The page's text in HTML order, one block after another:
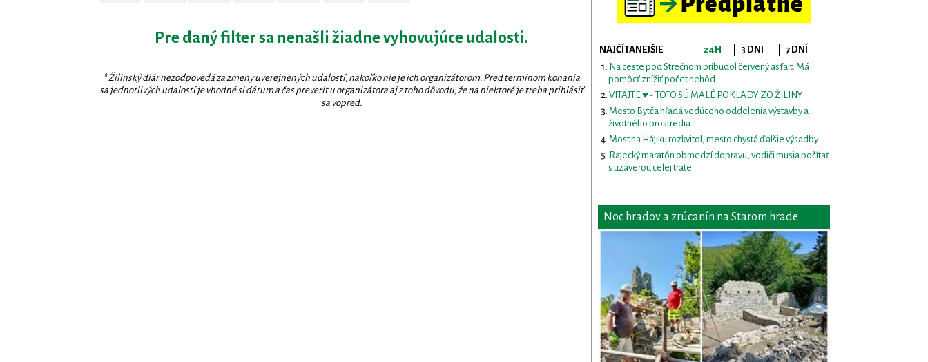
Pre daný filter sa nenašli žiadne vyhovujúce udalosti.
* Žilinský diár nezodpovedá za zmeny uverejnených udalostí, nakoľko nie je ich organizátorom. Pred termínom konania
sa jednotlivých udalostí je vhodné si dátum a čas preveriť u organizátora aj z toho dôvodu, že na niektoré je treba prihlásiť
sa vopred.
NAJČÍTANEJŠIE 24H 3 DNI
7 DNÍ
Na ceste pod Strečnom pribudol červený asfalt. Má
pomôcť znížiť počet nehôd
VITAJTE ♥ - TOTO SÚ MALÉ POKLADY ZO ŽILINY
Mesto Bytča hľadá vedúceho oddelenia výstavby a
životného prostredia
Most na Hájiku rozkvitol, mesto chystá ďalšie výsadby
Rajecký maratón obmedzí dopravu, vodiči musia počítať
s uzáverou celej trate
Noc hradov a zrúcanín na Starom hrade